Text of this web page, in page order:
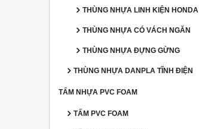
THÙNG NHỰA LINH KIỆN HONDA
THÙNG NHỰA CÓ VÁCH NGĂN
THÙNG NHỰA ĐỰNG GỪNG
THÙNG NHỰA DANPLA TĨNH ĐIỆN
TẤM NHỰA PVC FOAM
TẤM PVC FOAM